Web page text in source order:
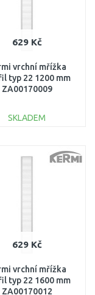
629 Kč
vrchní mřížka
typ 22 1200 mm
ZA00170009
SKLADEM
Porovnat
629 Kč
vrchní mřížka
typ 22 1600 mm
ZA00170012